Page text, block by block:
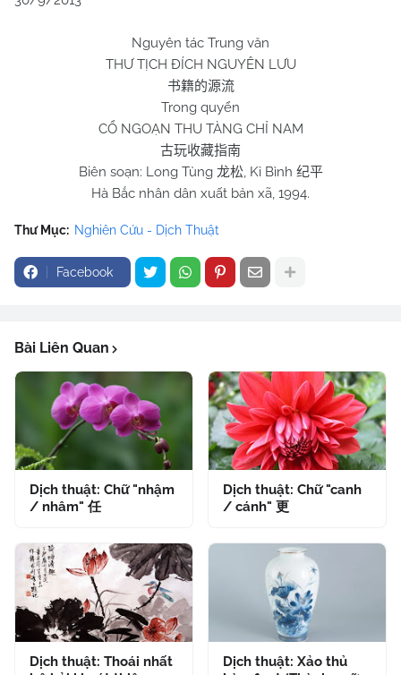
Nguyên tác Trung văn
THƯ TỊCH ĐÍCH NGUYÊN LƯU
书籍的源流
Trong quyển
CỔ NGOẠN THU TÀNG CHỈ NAM
古玩收藏指南
Biên soạn: Long Tùng 龙松, Kỉ Bình 纪平
Hà Bắc nhân dân xuất bản xã, 1994.
Thư Mục: Nghiên Cứu - Dịch Thuật
Facebook
Bài Liên Quan
Dịch thuật: Chữ "nhậm
/ nhâm" 任
Dịch thuật: Chữ "canh
/ cánh" 更
Dịch thuật: Thoái nhất
Dịch thuật: Xảo thủ